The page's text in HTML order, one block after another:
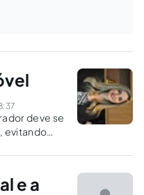
deve se
evitando
e a